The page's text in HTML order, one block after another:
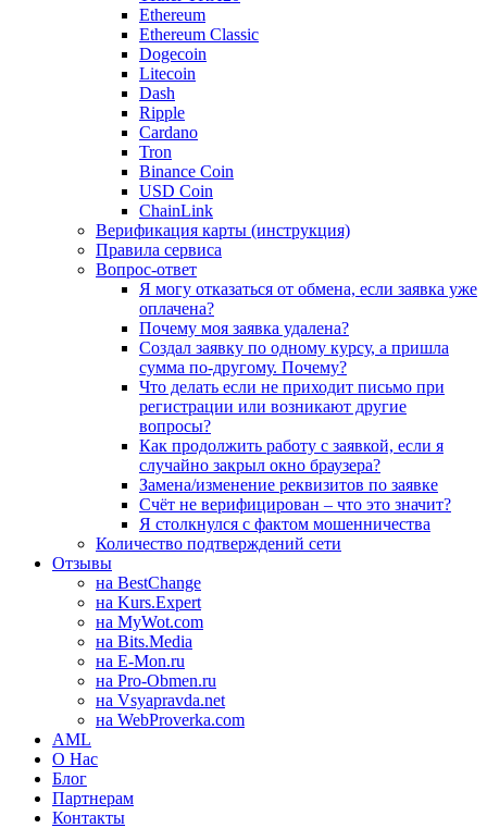
Ethereum
Ethereum Classic
Dogecoin
Litecoin
Dash
Ripple
Cardano
Tron
Binance Coin
USD Coin
ChainLink
Верификация карты (инструкция)
Правила сервиса
Вопрос-ответ
Я могу отказаться от обмена, если заявка уже
оплачена?
Почему моя заявка удалена?
Создал заявку по одному курсу, а пришла
сумма по-другому. Почему?
Что делать если не приходит письмо при
регистрации или возникают другие
вопросы?
Как продолжить работу с заявкой, если я
случайно закрыл окно браузера?
Замена/изменение реквизитов по заявке
Счёт не верифицирован – что это значит?
Я столкнулся с фактом мошенничества
Количество подтверждений сети
Отзывы
на BestChange
на Kurs.Expert
на MyWot.com
на Bits.Media
на E-Mon.ru
на Pro-Obmen.ru
на Vsyapravda.net
на WebProverka.com
AML
О Нас
Блог
Партнерам
Контакты